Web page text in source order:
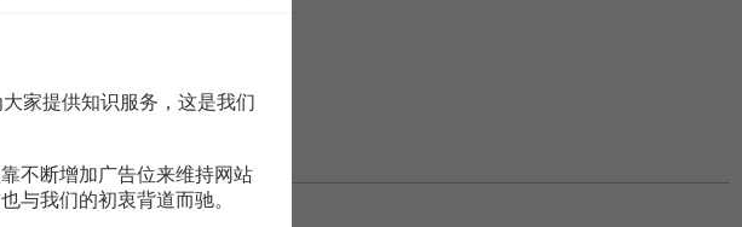
舉報。
家提供知识服务，这是我们
不断增加广告位来维持网站
与我们的初衷背道而驰。